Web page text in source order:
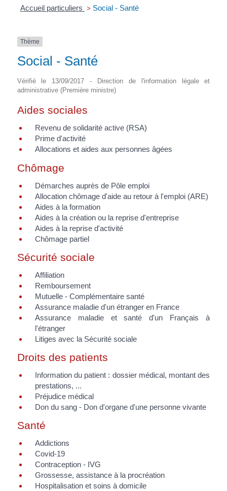
Accueil particuliers > Social - Santé
Thème
Social - Santé
Vérifié le 13/09/2017 - Direction de l'information légale et
administrative (Première ministre)
Aides sociales
Revenu de solidarité active (RSA)
Prime d'activité
Allocations et aides aux personnes âgées
Chômage
Démarches auprès de Pôle emploi
Allocation chômage d'aide au retour à l'emploi (ARE)
Aides à la formation
Aides à la création ou la reprise d'entreprise
Aides à la reprise d'activité
Chômage partiel
Sécurité sociale
Affiliation
Remboursement
Mutuelle - Complémentaire santé
Assurance maladie d'un étranger en France
Assurance maladie et santé d'un Français à
l'étranger
Litiges avec la Sécurité sociale
Droits des patients
Information du patient : dossier médical, montant des
prestations, ...
Préjudice médical
Don du sang - Don d'organe d'une personne vivante
Santé
Addictions
Covid-19
Contraception - IVG
Grossesse, assistance à la procréation
Hospitalisation et soins à domicile